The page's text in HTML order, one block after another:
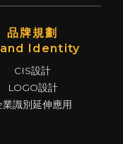
品牌規劃
Identity
CIS設計
LOGO設計
業識別延伸應用